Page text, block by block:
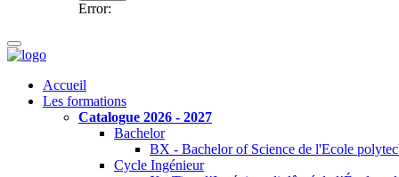
Error:
Accueil
Les formations
Catalogue 2026 - 2027
Bachelor
BX - Bachelor of Science de l'Ecole
Cycle Ingénieur